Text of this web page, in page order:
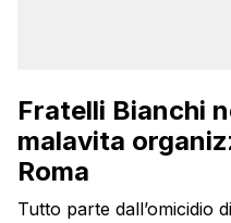
Fratelli Bianchi
malavita
Roma
Tutto parte dall’omicidio